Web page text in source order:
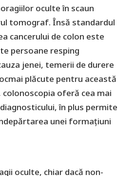
oculte în scaun
tomograf. Însă standardul
cancerului de colon este
persoane resping
jenei, temerii de durere
plăcute pentru această
oferă cea mai
în plus permite
unei formațiuni
oculte, chiar dacă non-